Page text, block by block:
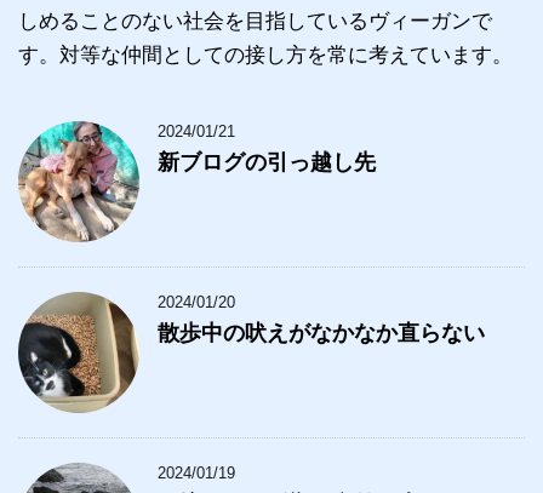
しめることのない社会を目指しているヴィーガンで
す。対等な仲間としての接し方を常に考えています。
2024/01/21
新ブログの引っ越し先
2024/01/20
散歩中の吠えがなかなか直らない
2024/01/19